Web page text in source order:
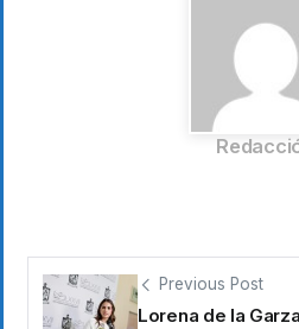
Previous Post
Lorena de la